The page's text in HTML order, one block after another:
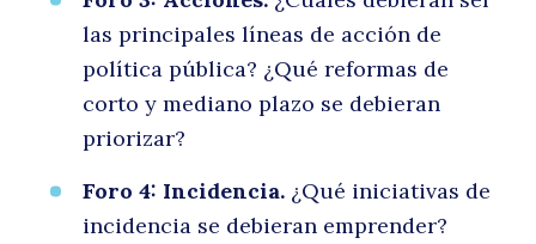
las principales líneas de acción de
política pública? ¿Qué reformas de
corto y mediano plazo se debieran
priorizar?
Foro 4: Incidencia. ¿Qué iniciativas de
incidencia se debieran emprender?